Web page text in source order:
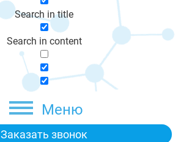
Search in title
Search in content
Меню
Заказать звонок